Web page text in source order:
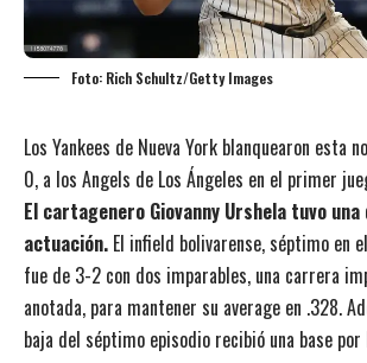
Foto: Rich Schultz/Getty Images
Los Yankees de Nueva York blanquearon esta
0, a los Angels de Los Ángeles en el primer
El cartagenero Giovanny Urshela tuvo
actuación. El infield bolivarense, séptimo en
fue de 3-2 con dos imparables, una carrera
anotada, para mantener su average en .328.
baja del séptimo episodio recibió una base por